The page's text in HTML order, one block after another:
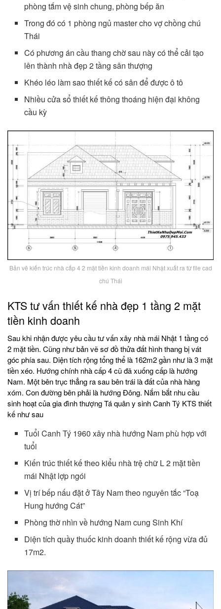
phòng tắm vệ sinh chung, phòng bếp ăn
Trong đó có 1 phòng ngủ master cho vợ chồng chú
Thái
Có phương án cầu thang chờ sau này có thể cải tạo
lên thành nhà đẹp 2 tầng sân thượng
Khéo léo làm sao thiết kế có sân để được ô tô
Nhiều cửa sổ thiết kế thông thoáng hiện đại không
cầu kỳ
Bản vẽ kiến trúc nhà cấp 4 2 mặt tiền kinh doanh mái Nhật xuất ra từ file cad
chú Thái
KTS tư vấn thiết kế nhà đẹp 1 tầng 2 mặt
tiền kinh doanh
Sau khi nhận được yêu cầu tư vấn xây nhà mái Nhật 1 tầng có
2 mặt tiền. Cũng như bản vẽ sơ đồ thửa đất hình thang bị vát
góc phía sau. Diện tích rộng tổng thể là 162m2 gần như là 3 mặt
tiền xéo. Hướng chính nhà cấp 4 cũ đã xuống cấp là hướng
Nam. Một bên trục thẳng ra sau bên trái là đất của nhà hàng
xóm. Con đường bên phải là hướng Đông. Nắm bắt nhu cầu
sinh hoạt của gia đình thượng Tá quân y sinh Canh Tý KTS thiết
kế như sau
Tuổi Canh Tý 1960 xây nhà hướng Nam phù hợp với
tuổi
Kiến trúc thiết kế theo kiểu nhà trệ chữ L 2 mặt tiền
mái Nhật lợp ngói
Vị trí bếp nấu đặt ở Tây Nam theo nguyên tắc “Toạ
Hung hướng Cát”
Phòng thờ nhìn về hướng Nam cung Sinh Khí
Diện tích quầy thuốc kinh doanh thiết kế rộng vừa đủ
17m2.